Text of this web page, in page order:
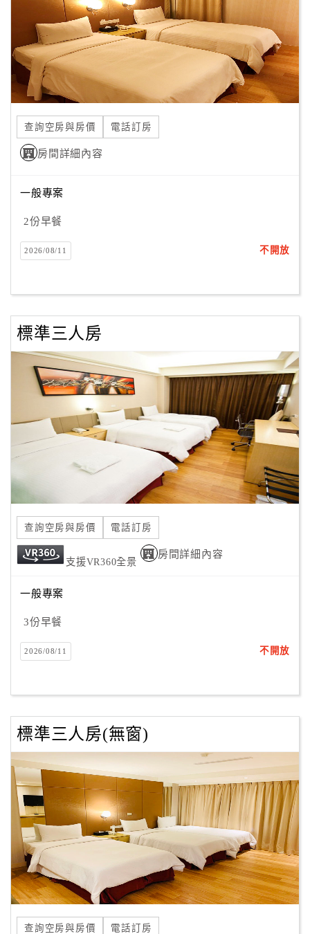
劃
商
品
宣
傳
查詢空房與房價 電話訂房
房間詳細內容
一般專案
2份早餐
2026/08/11 不開放
標準三人房
查詢空房與房價 電話訂房
支援VR360全景
房間詳細內容
一般專案
3份早餐
2026/08/11 不開放
標準三人房(無窗)
查詢空房與房價 電話訂房